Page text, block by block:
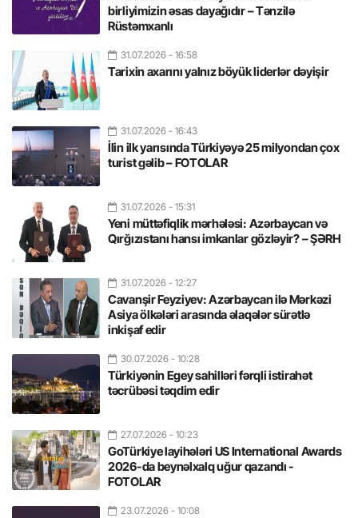
birliyimizin əsas dayağıdır – Tənzilə
Rüstəmxanlı
31.07.2026 - 16:58
Tarixin axarını yalnız böyük liderlər dəyişir
31.07.2026 - 16:43
İlin ilk yarısında Türkiyəyə 25 milyondan çox
turist gəlib – FOTOLAR
31.07.2026 - 15:31
Yeni müttəfiqlik mərhələsi: Azərbaycan və
Qırğızıstanı hansı imkanlar gözləyir? – ŞƏRH
31.07.2026 - 12:27
Cavanşir Feyziyev: Azərbaycan ilə Mərkəzi
Asiya ölkələri arasında əlaqələr sürətlə
inkişaf edir
30.07.2026 - 10:28
Türkiyənin Egey sahilləri fərqli istirahət
təcrübəsi təqdim edir
27.07.2026 - 10:23
GoTürkiye layihələri US International Awards
2026-da beynəlxalq uğur qazandı -
FOTOLAR
23.07.2026 - 10:08